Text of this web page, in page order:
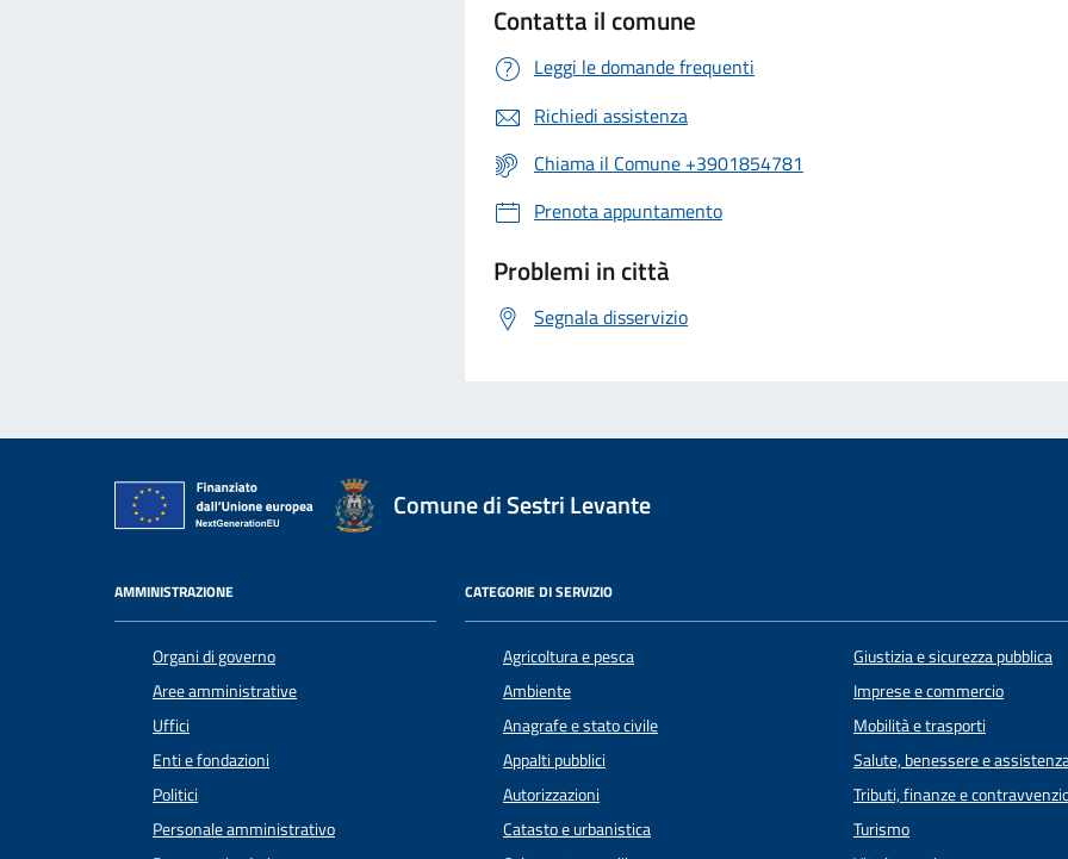
Contatta il comune
Leggi le domande frequenti
Richiedi assistenza
Chiama il Comune +3901854781
Prenota appuntamento
Problemi in città
Segnala disservizio
Comune di Sestri Levante
AMMINISTRAZIONE
Organi di governo
Aree amministrative
Uffici
Enti e fondazioni
Politici
Personale amministrativo
CATEGORIE DI SERVIZIO
Agricoltura e pesca
Ambiente
Anagrafe e stato civile
Appalti pubblici
Autorizzazioni
Catasto e urbanistica
Giustizia e sicurezza pubblica
Imprese e commercio
Mobilità e trasporti
Salute, benessere e
Tributi, finanze e
Turismo